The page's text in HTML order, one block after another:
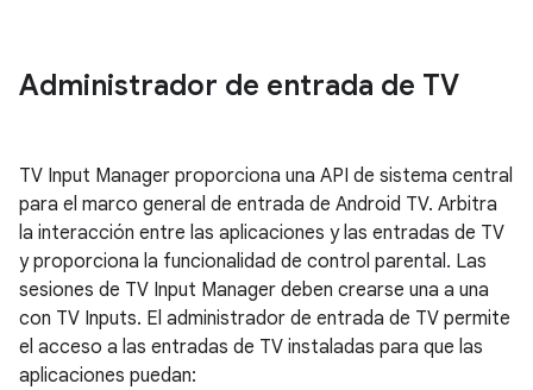
Administrador de entrada de TV
TV Input Manager proporciona una API de sistema central
para el marco general de entrada de Android TV. Arbitra
la interacción entre las aplicaciones y las entradas de TV
y proporciona la funcionalidad de control parental. Las
sesiones de TV Input Manager deben crearse una a una
con TV Inputs. El administrador de entrada de TV permite
el acceso a las entradas de TV instaladas para que las
aplicaciones puedan: